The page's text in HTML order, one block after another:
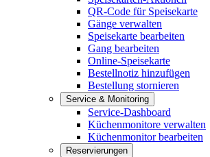
QR-Code für Speisekarte
Gänge verwalten
Speisekarte bearbeiten
Gang bearbeiten
Online-Speisekarte
Bestellnotiz hinzufügen
Bestellung stornieren
Service & Monitoring
Service-Dashboard
Küchenmonitore verwalten
Küchenmonitor bearbeiten
Reservierungen